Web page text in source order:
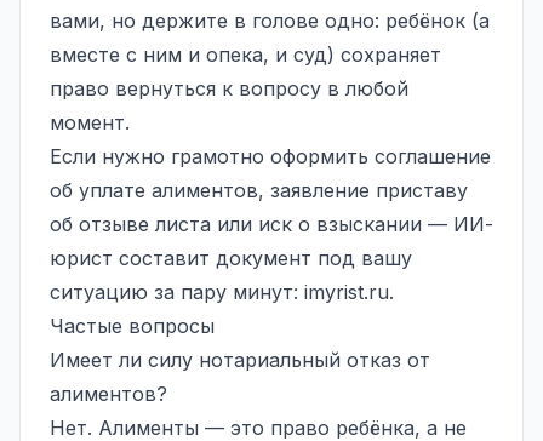
вами, но держите в голове одно: ребёнок (а
вместе с ним и опека, и суд) сохраняет
право вернуться к вопросу в любой
момент.
Если нужно грамотно оформить соглашение
об уплате алиментов, заявление приставу
об отзыве листа или иск о взыскании — ИИ-
юрист составит документ под вашу
ситуацию за пару минут: imyrist.ru.
Частые вопросы
Имеет ли силу нотариальный отказ от
алиментов?
Нет. Алименты — это право ребёнка, а не